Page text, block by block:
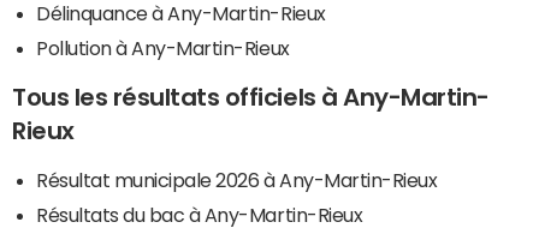
Délinquance à Any-Martin-Rieux
Pollution à Any-Martin-Rieux
Tous les résultats officiels à Any-Martin-
Rieux
Résultat municipale 2026 à Any-Martin-Rieux
Résultats du bac à Any-Martin-Rieux